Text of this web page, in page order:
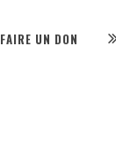
FAIRE UN DON